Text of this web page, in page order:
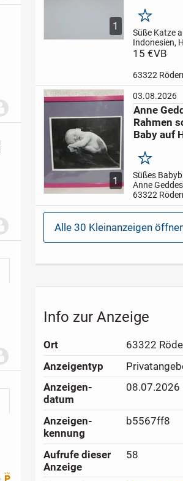
Premium Benutzer
1 Merken
Süße Katze
Indonesien,
aus
cm- neu-Nur
keine
15 €VB
63322
1
03.08.2026
Anne
Rahmen
Baby auf
Merken
Süßes
Anne
farbigen
Abholung in
Rödermark
63322
Alle 30 Kleinanzeigen
Info zur Anzeige
Ort
63322
Anzeigen­typ
Anzeigen­
datum
08.07.2026
Anzeigen­
kennung
b5567ff8
Aufrufe dieser
Anzeige
58